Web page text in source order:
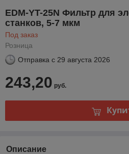
EDM-YT-25N Фильтр для
станков, 5-7 мкм
Под заказ
Розница
Отправка с 29 августа 2026
243,20 руб.
Описание